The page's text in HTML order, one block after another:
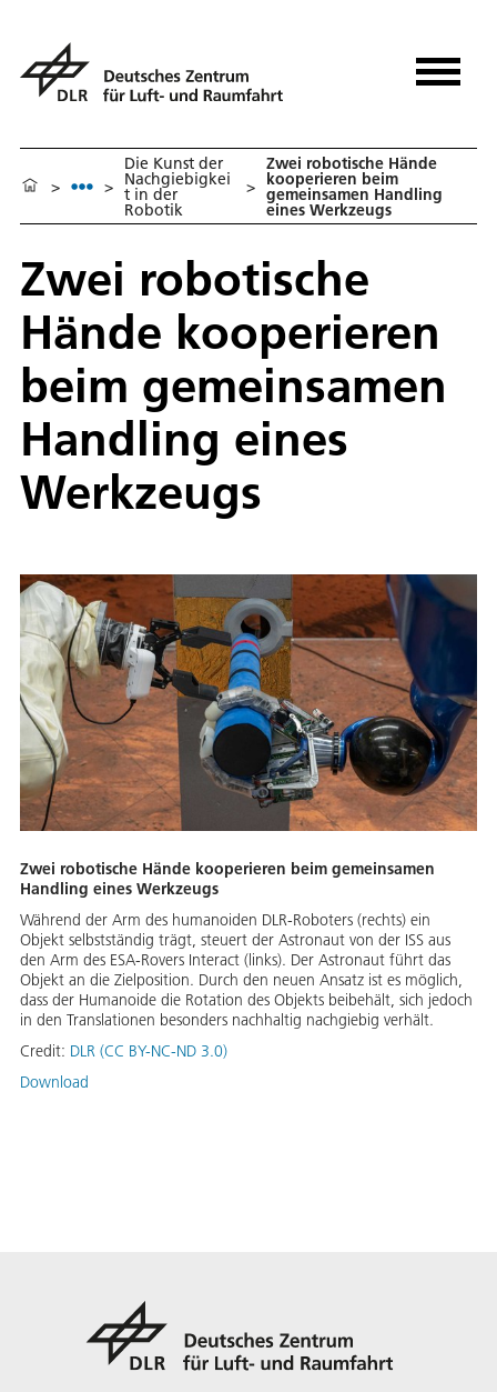
> >
Die Kunst der
Nachgiebigkei
t in der
Robotik
>
Zwei robotische Hände
kooperieren beim
gemeinsamen Handling
eines Werkzeugs
Zwei robotische
Hände kooperieren
beim gemeinsamen
Handling eines
Werkzeugs
Zwei robotische Hände kooperieren beim gemeinsamen
Handling eines Werkzeugs
Während der Arm des humanoiden DLR-Roboters (rechts) ein
Objekt selbstständig trägt, steuert der Astronaut von der ISS aus
den Arm des ESA-Rovers Interact (links). Der Astronaut führt das
Objekt an die Zielposition. Durch den neuen Ansatz ist es möglich,
dass der Humanoide die Rotation des Objekts beibehält, sich jedoch
in den Translationen besonders nachhaltig nachgiebig verhält.
Credit: DLR (CC BY-NC-ND 3.0)
Download